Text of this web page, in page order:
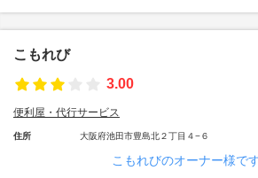
こもれび
3.00
便利屋・代行サービス
住所 大阪府池田市豊島北２丁目４−６
こもれびのオーナー様で